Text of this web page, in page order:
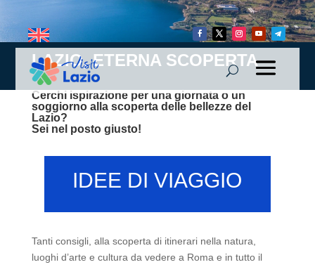
LAZIO, ETERNA SCOPERTA
Cerchi ispirazione per una giornata o un
soggiorno alla scoperta delle bellezze del
Lazio?
Sei nel posto giusto!
IDEE DI VIAGGIO
Tanti consigli, alla scoperta di itinerari nella natura,
luoghi d’arte e cultura da vedere a Roma e in tutto il